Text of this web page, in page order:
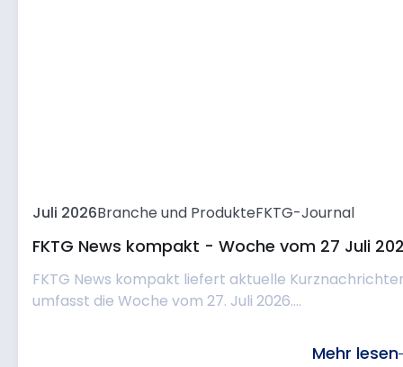
Juli 2026Branche und ProdukteFKTG-Journal
FKTG News kompakt - Woche vom 27 Juli
FKTG News kompakt liefert aktuelle
umfasst die Woche vom 27. Juli 2026....
Mehr lesen